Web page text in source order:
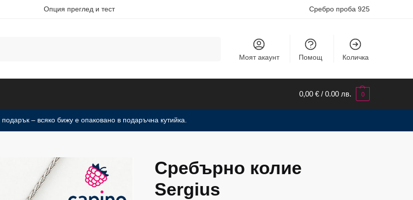
Опция преглед и тест Сребро проба 925
Моят акаунт Помощ Количка
0,00 € / 0.00 лв. 0
– всяко бижу е опаковано в подаръчна кутийка.
Сребърно колие
Sergius